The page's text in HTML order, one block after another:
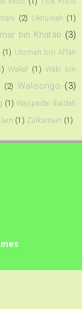
(2) Ukhuwah (1)
bin Khatab (3)
(1) Utsman bin Affan
Wakaf (1) Waki bin
(2) Walisongo (3)
(1) Waspadai Ibadah
(1) Zulkarnain (1)